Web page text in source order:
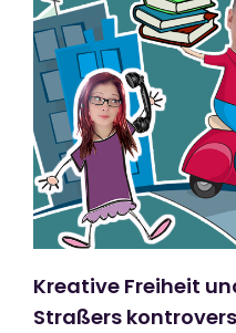
Kreative Freiheit
Straßers